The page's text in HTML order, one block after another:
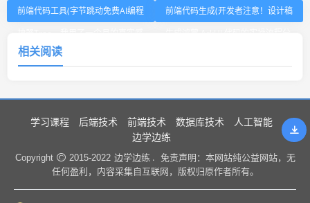
前端代码工具(字节跳动免费AI编程
受)
前端代码生成(开发者注意！设计稿
相关阅读
学习课程 后端技术 前端技术 数据库技术
人工智能
边学边练
Copyright 2015-2022 边学边练 .
免责声明：本网站纯公益网站，无
任何盈利，内容采集自互联网，版权归原作者所有。